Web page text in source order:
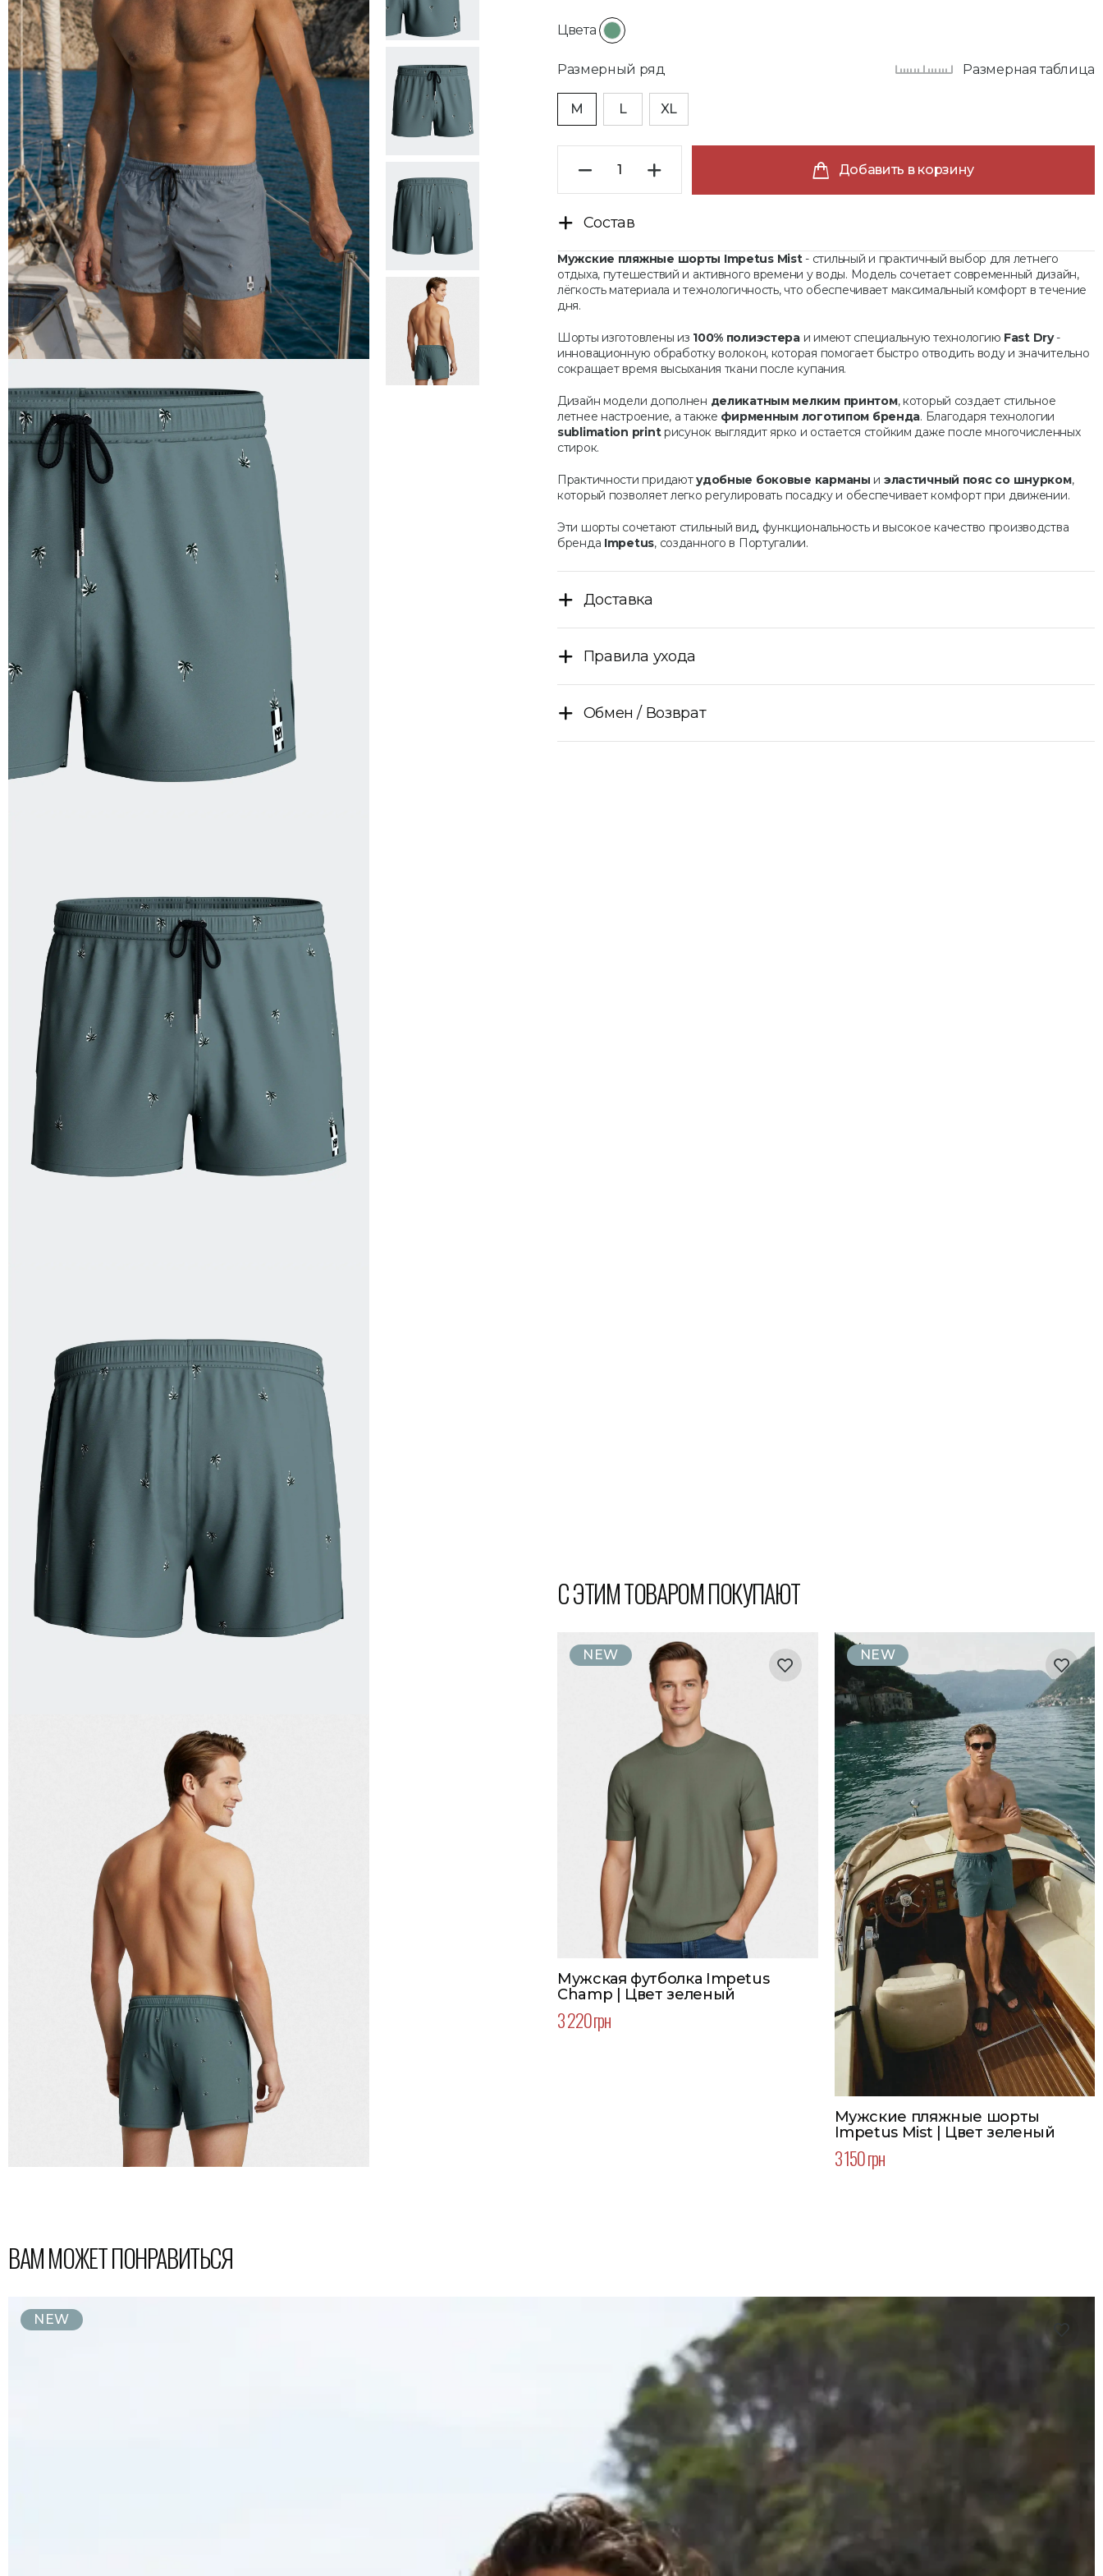
Цвета
Размерный ряд Размерная таблица
M L XL
Добавить в корзину
Состав
Мужские пляжные шорты Impetus Mist- стильный и практичный выбор для летнего
отдыха, путешествий и активного времени у воды. Модель сочетает современный дизайн,
лёгкость материала и технологичность, что обеспечивает максимальный комфорт в течение
дня.
Шорты изготовлены из 100% полиэстераи имеют специальную технологию Fast Dry-
инновационную обработку волокон, которая помогает быстро отводить воду и значительно
сокращает время высыхания ткани после купания.
Дизайн модели дополнен деликатным мелким принтом, который создает стильное
летнее настроение, а также фирменным логотипом бренда. Благодаря технологии
sublimation printрисунок выглядит ярко и остается стойким даже после многочисленных
стирок.
Практичности придаютудобные боковые карманы и эластичный пояс со шнурком,
который позволяет легко регулировать посадку и обеспечивает комфорт при движении.
Эти шорты сочетают стильный вид, функциональность и высокое качество производства
бренда Impetus, созданного в Португалии.
Доставка
Правила ухода
Обмен / Возврат
С ЭТИМ ТОВАРОМ ПОКУПАЮТ
NEW
Мужская футболка Impetus
Champ | Цвет зеленый
3 220 грн
NEW
Мужские пляжные шорты
Impetus Mist | Цвет зеленый
3 150 грн
ВАМ МОЖЕТ ПОНРАВИТЬСЯ
NEW